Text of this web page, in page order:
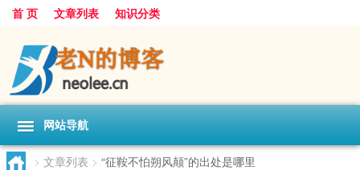
首 页 文章列表 知识分类
网站导航
> 文章列表 > “征鞍不怕朔风颠”的出处是哪里